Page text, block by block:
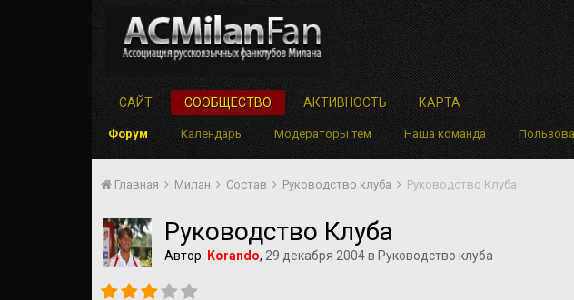
САЙТ СООБЩЕСТВО
Форум Календарь Модераторы тем Наша команда
АКТИВНОСТЬ КАРТА
Главная Милан Состав Руководство клуба Руководство Клуба
Руководство Клуба
Автор: Korando, 29 декабря 2004в Руководство клуба